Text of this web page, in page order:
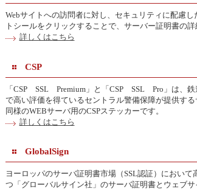
Webサイトへの訪問者に対し、セキュリティに配慮
トシールをクリックすることで、サーバー証明書の
詳しくはこちら
CSP
「CSP SSL Premium」と「CSP SSL Pro」は、鉄
で高い評価を得ているセントラル警備保障が提供す
同様のWEBサーバ用のCSPステッカーです。
詳しくはこちら
GlobalSign
ヨーロッパのサーバ証明書市場（SSL認証）におい
つ「グローバルサイン社」のサーバ証明書とウェブサ